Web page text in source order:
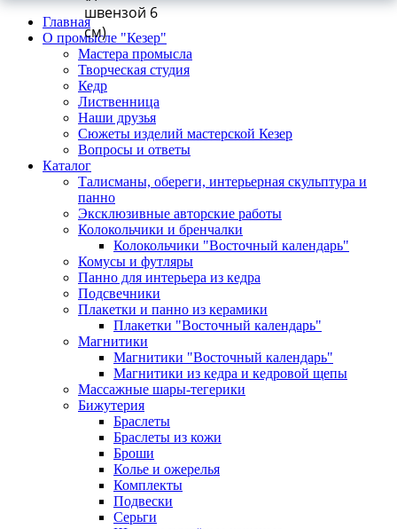
Главная
О промысле "Кезер"
Мастера промысла
Творческая студия
Кедр
Лиственница
Наши друзья
Сюжеты изделий мастерской Кезер
Вопросы и ответы
Каталог
Талисманы, обереги, интерьерная скульптура и
панно
Эксклюзивные авторские работы
Колокольчики и бренчалки
Колокольчики "Восточный календарь"
Комусы и футляры
Панно для интерьера из кедра
Подсвечники
Плакетки и панно из керамики
Плакетки "Восточный календарь"
Магнитики
Магнитики "Восточный календарь"
Магнитики из кедра и кедровой щепы
Массажные шары-тегерики
Бижутерия
Браслеты
Браслеты из кожи
Броши
Колье и ожерелья
Комплекты
Подвески
Серьги
швензой 6
см)